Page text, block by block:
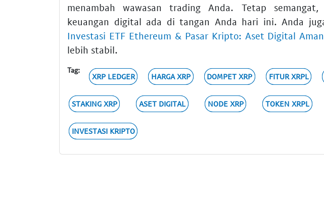
menambah wawasan trading Anda. Tetap
keuangan digital ada di tangan Anda hari ini. Anda
Investasi ETF Ethereum & Pasar Kripto: Aset Digital Aman
lebih stabil.
Tag:
XRP LEDGER HARGA XRP DOMPET XRP FITUR XRPL
STAKING XRP ASET DIGITAL NODE XRP TOKEN XRPL
INVESTASI KRIPTO